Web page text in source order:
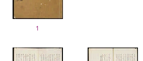
1